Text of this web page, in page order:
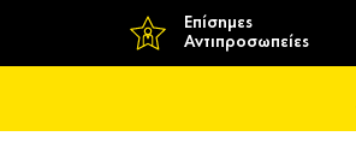
Επίσημες
Αντιπροσωπείες